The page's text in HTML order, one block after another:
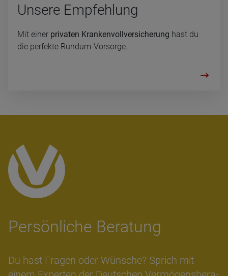
Un­se­re Emp­feh­lung
Mit einer privaten Krankenvollversicherung hast du
die perfekte Rundum-Vorsorge.
Per­sön­li­che Bera­tung
Du hast Fra­gen oder Wün­sche? Sprich mit